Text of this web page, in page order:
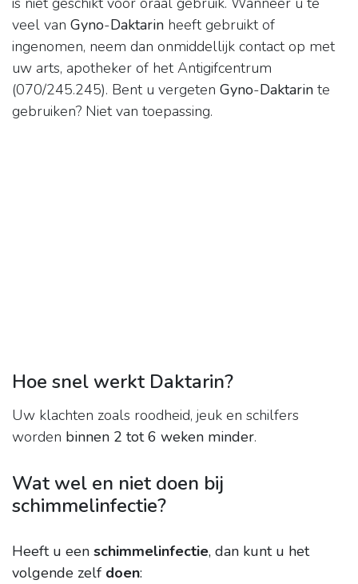
veel van Gyno-Daktarin heeft gebruikt of
ingenomen, neem dan onmiddellijk contact op met
uw arts, apotheker of het Antigifcentrum
(070/245.245). Bent u vergeten Gyno-Daktarin te
gebruiken? Niet van toepassing.
Hoe snel werkt Daktarin?
Uw klachten zoals roodheid, jeuk en schilfers
worden binnen 2 tot 6 weken minder.
Wat wel en niet doen bij
schimmelinfectie?
Heeft u een schimmelinfectie, dan kunt u het
volgende zelf doen: